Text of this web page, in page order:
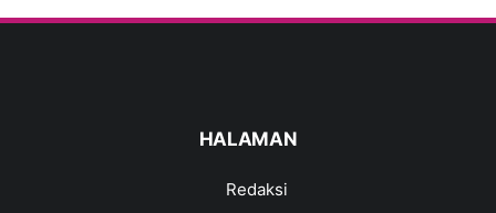
HALAMAN
Redaksi